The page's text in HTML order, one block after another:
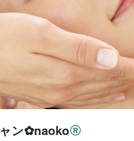
ン✿naoko